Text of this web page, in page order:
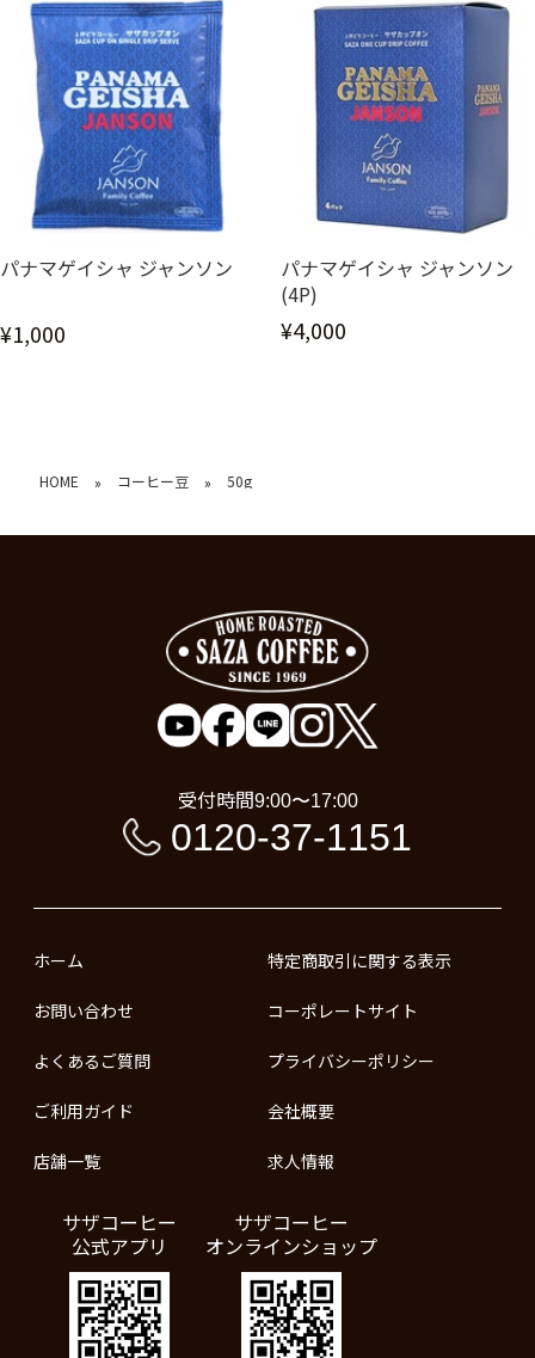
パナマゲイシャ ジャンソン
¥1,000
パナマゲイシャ ジャンソン
(4P)
¥4,000
HOME » コーヒー豆 » 50g
受付時間9:00〜17:00
0120-37-1151
ホーム
お問い合わせ
よくあるご質問
ご利用ガイド
店舗一覧
特定商取引に関する表示
コーポレートサイト
プライバシーポリシー
会社概要
求人情報
サザコーヒー
公式アプリ
サザコーヒー
オンラインショップ